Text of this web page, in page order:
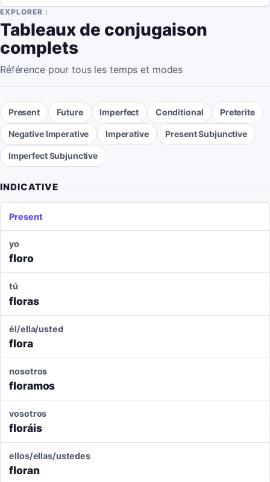
EXPLORER :
Tableaux de conjugaison
complets
Référence pour tous les temps et modes
Present Future Imperfect Conditional Preterite
Negative Imperative Imperative Present Subjunctive
Imperfect Subjunctive
INDICATIVE
Present
yo
floro
tú
floras
él/ella/usted
flora
nosotros
floramos
vosotros
floráis
ellos/ellas/ustedes
floran